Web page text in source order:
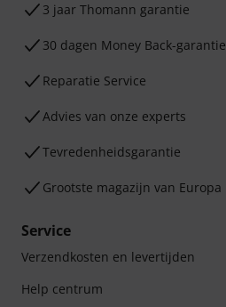
3 jaar Thomann garantie
30 dagen Money Back-garantie
Reparatie Service
Advies van onze experts
Tevredenheidsgarantie
Grootste magazijn van Europa
Service
Verzendkosten en levertijden
Help centrum